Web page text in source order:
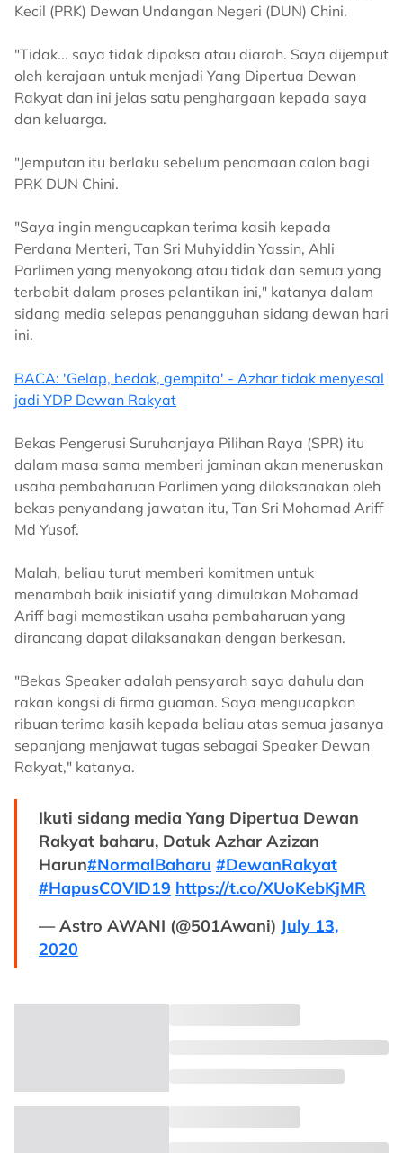
Kecil (PRK) Dewan Undangan Negeri (DUN) Chini.
"Tidak... saya tidak dipaksa atau diarah. Saya dijemput
oleh kerajaan untuk menjadi Yang Dipertua Dewan
Rakyat dan ini jelas satu penghargaan kepada saya
dan keluarga.
"Jemputan itu berlaku sebelum penamaan calon bagi
PRK DUN Chini.
"Saya ingin mengucapkan terima kasih kepada
Perdana Menteri, Tan Sri Muhyiddin Yassin, Ahli
Parlimen yang menyokong atau tidak dan semua yang
terbabit dalam proses pelantikan ini," katanya dalam
sidang media selepas penangguhan sidang dewan hari
ini.
BACA: 'Gelap, bedak, gempita' - Azhar tidak menyesal
jadi YDP Dewan Rakyat
Bekas Pengerusi Suruhanjaya Pilihan Raya (SPR) itu
dalam masa sama memberi jaminan akan meneruskan
usaha pembaharuan Parlimen yang dilaksanakan oleh
bekas penyandang jawatan itu, Tan Sri Mohamad Ariff
Md Yusof.
Malah, beliau turut memberi komitmen untuk
menambah baik inisiatif yang dimulakan Mohamad
Ariff bagi memastikan usaha pembaharuan yang
dirancang dapat dilaksanakan dengan berkesan.
"Bekas Speaker adalah pensyarah saya dahulu dan
rakan kongsi di firma guaman. Saya mengucapkan
ribuan terima kasih kepada beliau atas semua jasanya
sepanjang menjawat tugas sebagai Speaker Dewan
Rakyat," katanya.
Ikuti sidang media Yang Dipertua Dewan
Rakyat baharu, Datuk Azhar Azizan
Harun#NormalBaharu #DewanRakyat
#HapusCOVID19 https://t.co/XUoKebKjMR
— Astro AWANI (@501Awani) July 13,
2020